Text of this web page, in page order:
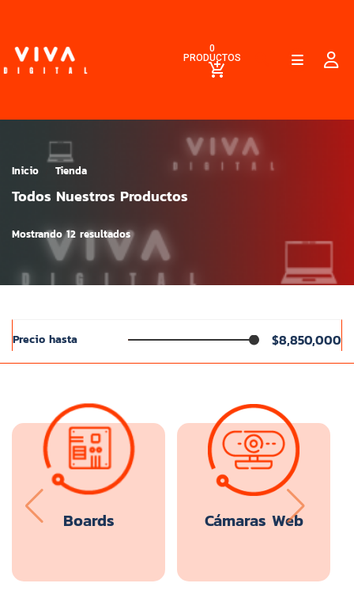
0
PRODUCTOS
Inicio Tienda
Todos Nuestros Productos
Mostrando 12 resultados
Precio hasta $8,850,000
Boards Cámaras Web